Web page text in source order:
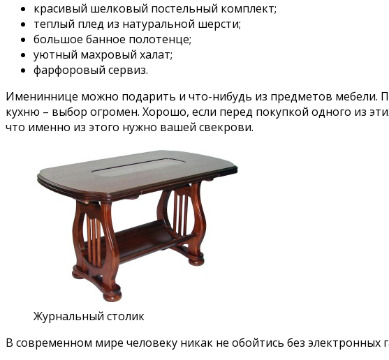
красивый шелковый постельный комплект;
теплый плед из натуральной шерсти;
большое банное полотенце;
уютный махровый халат;
фарфоровый сервиз.
Имениннице можно подарить и что-нибудь из предметов мебели.
кухню – выбор огромен. Хорошо, если перед покупкой одного из
что именно из этого нужно вашей свекрови.
Журнальный столик
В современном мире человеку никак не обойтись без